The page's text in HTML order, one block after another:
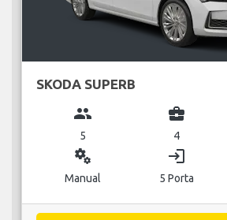
SKODA SUPERB
group
5
business_center
4
miscellaneous_services
Manual
login
5 Porta